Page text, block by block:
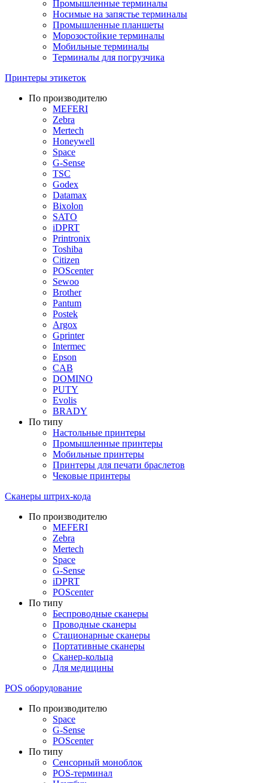
Промышленные терминалы
Носимые на запястье терминалы
Промышленные планшеты
Морозостойкие терминалы
Мобильные терминалы
Терминалы для погрузчика
Принтеры этикеток
По производителю
MEFERI
Zebra
Mertech
Honeywell
Space
G-Sense
TSC
Godex
Datamax
Bixolon
SATO
iDPRT
Printronix
Toshiba
Citizen
POScenter
Sewoo
Brother
Pantum
Postek
Argox
Gprinter
Intermec
Epson
CAB
DOMINO
PUTY
Evolis
BRADY
По типу
Настольные принтеры
Промышленные принтеры
Мобильные принтеры
Принтеры для печати браслетов
Чековые принтеры
Сканеры штрих-кода
По производителю
MEFERI
Zebra
Mertech
Space
G-Sense
iDPRT
POScenter
По типу
Беспроводные сканеры
Проводные сканеры
Стационарные сканеры
Портативные сканеры
Сканер-кольца
Для медицины
POS оборудование
По производителю
Space
G-Sense
POScenter
По типу
Сенсорный моноблок
POS-терминал